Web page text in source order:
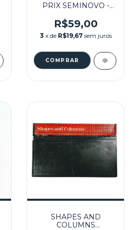
PRIX SEMINOVO -
R$59,00
3 x de R$19,67 sem juros
SHAPES AND
COLUMNS